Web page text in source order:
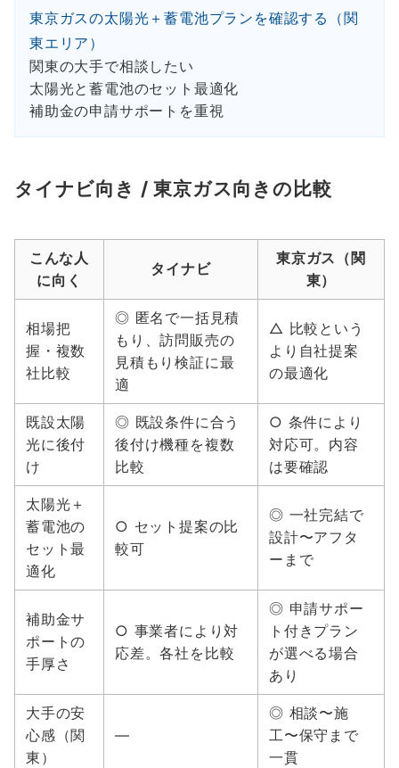
東京ガスの太陽光＋蓄電池プランを確認する（関
東エリア）
関東の大手で相談したい
太陽光と蓄電池のセット最適化
補助金の申請サポートを重視
タイナビ向き / 東京ガス向きの比較
こんな人
に向く
タイナビ
東京ガス（関
東）
相場把
握・複数
社比較
◎ 匿名で一括見積
もり、訪問販売の
見積もり検証に最
適
△ 比較という
より自社提案
の最適化
既設太陽
光に後付
け
◎ 既設条件に合う
後付け機種を複数
比較
○ 条件により
対応可。内容
は要確認
太陽光＋
蓄電池の
セット最
適化
○ セット提案の比
較可
◎ 一社完結で
設計〜アフタ
ーまで
補助金サ
ポートの
手厚さ
○ 事業者により対
応差。各社を比較
◎ 申請サポー
ト付きプラン
が選べる場合
あり
大手の安
心感（関
東）
―
◎ 相談〜施
工〜保守まで
一貫